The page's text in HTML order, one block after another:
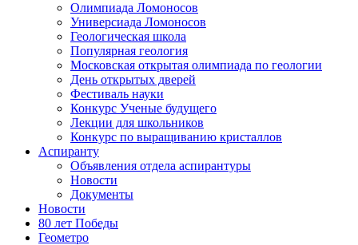
Олимпиада Ломоносов
Универсиада Ломоносов
Геологическая школа
Популярная геология
Московская открытая олимпиада по геологии
День открытых дверей
Фестиваль науки
Конкурс Ученые будущего
Лекции для школьников
Конкурс по выращиванию кристаллов
Аспиранту
Объявления отдела аспирантуры
Новости
Документы
Новости
80 лет Победы
Геометро